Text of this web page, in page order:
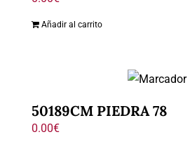
Añadir al carrito
50189CM PIEDRA 78
0.00€